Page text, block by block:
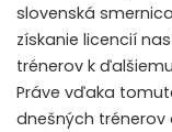
slovenská
získanie licencií
trénerov k
Práve vďaka
dnešných trénerov